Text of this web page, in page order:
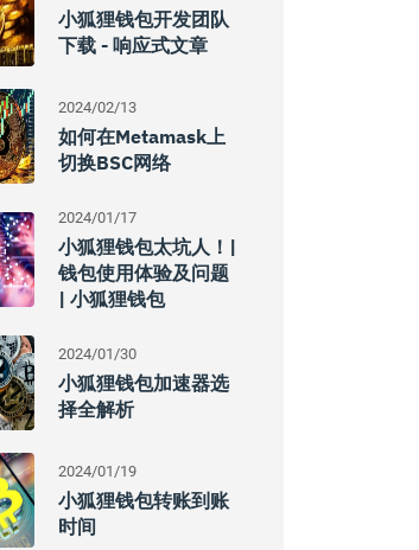
小狐狸钱包开发团队
下载 - 响应式文章
2024/02/13
如何在Metamask上
切换BSC网络
2024/01/17
小狐狸钱包太坑人！|
钱包使用体验及问题
| 小狐狸钱包
2024/01/30
小狐狸钱包加速器选
择全解析
2024/01/19
小狐狸钱包转账到账
时间